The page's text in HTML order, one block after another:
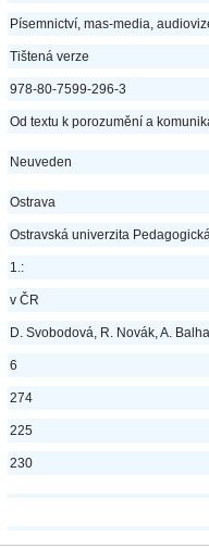
Písemnictví, mas-media,
Tištená verze
978-80-7599-296-3
Od textu k porozumění a
Neuveden
Ostrava
Ostravská univerzita
1.:
v ČR
D. Svobodová, R. Novák, A.
6
274
225
230